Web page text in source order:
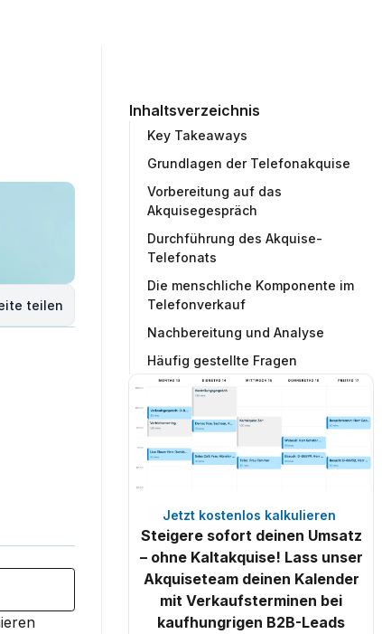
Inhaltsverzeichnis
Key Takeaways
Grundlagen der Telefonakquise
Vorbereitung auf das
Akquisegespräch
Durchführung des Akquise-
Telefonats
Die menschliche Komponente im
Telefonverkauf
Nachbereitung und Analyse
Häufig gestellte Fragen
Jetzt kostenlos kalkulieren
Steigere sofort deinen Umsatz
– ohne Kaltakquise! Lass unser
Akquiseteam deinen Kalender
mit Verkaufsterminen bei
kaufhungrigen B2B-Leads
teilen